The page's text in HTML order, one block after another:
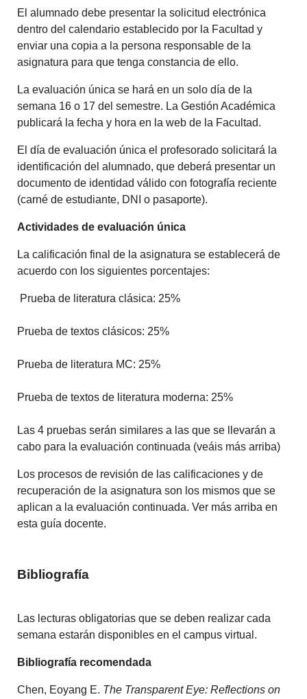
El alumnado debe presentar la solicitud electrónica
dentro del calendario establecido por la Facultad y
enviar una copia a la persona responsable de la
asignatura para que tenga constancia de ello.
La evaluación única se hará en un solo día de la
semana 16 o 17 del semestre. La Gestión Académica
publicará la fecha y hora en la web de la Facultad.
El día de evaluación única el profesorado solicitará la
identificación del alumnado, que deberá presentar un
documento de identidad válido con fotografía reciente
(carné de estudiante, DNI o pasaporte).
Actividades de evaluación única
La calificación final de la asignatura se establecerá de
acuerdo con los siguientes porcentajes:
Prueba de literatura clásica: 25%
Prueba de textos clásicos: 25%
Prueba de literatura MC: 25%
Prueba de textos de literatura moderna: 25%
Las 4 pruebas serán similares a las que se llevarán a
cabo para la evaluación continuada (veáis más arriba)
Los procesos de revisión de las calificaciones y de
recuperación de la asignatura son los mismos que se
aplican a la evaluación continuada. Ver más arriba en
esta guía docente.
Bibliografía
Las lecturas obligatorias que se deben realizar cada
semana estarán disponibles en el campus virtual.
Bibliografía recomendada
Chen, Eoyang E. The Transparent Eye: Reflections on